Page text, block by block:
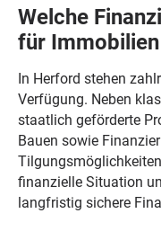
Welche
für
In Herford stehen
Verfügung. Neben
staatlich geförderte
Bauen sowie
finanzielle Situation
langfristig sichere